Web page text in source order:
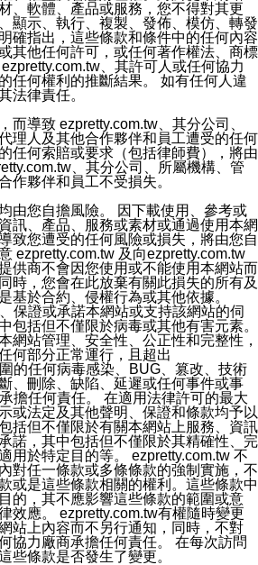
、軟體、產品或服務，您不得對其更
顯示、執行、複製、發佈、模仿、轉發
確指出，這些條款和條件中的任何內容
其他任何許可，或任何著作權法、商標
、其許可人或任何協力
任何權利的推斷結果。 如有任何人違
法律責任。
而導致 ezpretty.com.tw、其分公司、
理人及其他合作夥伴和員工遭受的任何
任何索賠或要求（包括律師費），將由
、其分公司、所屬機構、管
作夥伴和員工不受損失。
由您自擔風險。 因下載使用、參考或
訊、產品、服務或素材或通過使用本網
致您遭受的任何風險或損失，將由您自
ezpretty.com.tw 及向ezpretty.com.tw
供商不會因您使用或不能使用本網站而
時，您會在此放棄有關此損失的所有及
基於合約、侵權行為或其他依據。
保證或承諾本網站或支持該網站的伺
包括但不僅限於病毒或其他有害元素。
網站管理、安全性、公正性和完整性，
何部分正常運行，且超出
的任何病毒感染、BUG、篡改、技術
、刪除、缺陷、延遲或任何事件或事
擔任何責任。 在適用法律許可的最大
或法定及其他聲明、保證和條款均予以
括但不僅限於有關本網站上服務、資訊
諾，其中包括但不僅限於其精確性、完
用於特定目的等。 ezpretty.com.tw 不
對任一條款或多條條款的強制實施，不
或是這些條款相關的權利。這些條款中
的，其不應影響這些條款的範圍或意
效應。 ezpretty.com.tw有權隨時變更
站上內容而不另行通知，同時，不對
協力廠商承擔任何責任。 在每次訪問
些條款是否發生了變更。